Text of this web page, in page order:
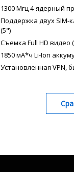
1300 Мгц 4-ядерный
Поддержка двух SIM-
(5")
Съемка Full HD видео
1850 мА*ч Li-Ion
Установленная VPN,